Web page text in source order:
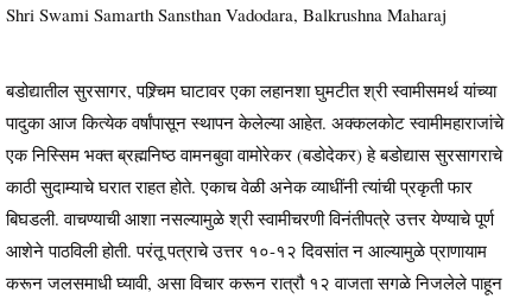
Shri Swami Samarth Sansthan Vadodara, Balkrushna Maharaj
बडोद्यातील सुरसागर, पश्र्चिम घाटावर एका लहानशा घुमटीत श्री स्वामीसमर्थ यांच्या
पादुका आज कित्येक वर्षांपासून स्थापन केलेल्या आहेत. अक्कलकोट स्वामीमहाराजांचे
एक निस्सिम भक्त ब्रह्मनिष्ठ वामनबुवा वामोरेकर (बडोदेकर) हे बडोद्यास सुरसागराचे
काठी सुदाम्याचे घरात राहत होते. एकाच वेळी अनेक व्याधींनी त्यांची प्रकृती फार
बिघडली. वाचण्याची आशा नसल्यामुळे श्री स्वामीचरणी विनंतीपत्रे उत्तर येण्याचे पूर्ण
आशेने पाठविली होती. परंतू पत्राचे उत्तर १०-१२ दिवसांत न आल्यामुळे प्राणायाम
करून जलसमाधी घ्यावी, असा विचार करून रात्रौ १२ वाजता सगळे निजलेले पाहून